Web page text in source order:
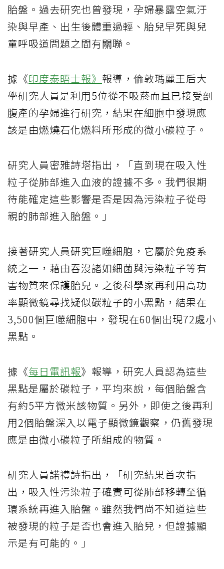
胎盤。過去研究也曾發現，孕婦暴露空氣汙
染與早產、出生後體重過輕、胎兒早死與兒
童呼吸道問題之間有關聯。
據《印度泰晤士報》 報導，倫敦瑪麗王后大
學研究人員是利用5位從不吸菸而且已接受剖
腹產的孕婦進行研究，結果在細胞中發現應
該是由燃燒石化燃料所形成的微小碳粒子。
研究人員密雅詩塔指出，「直到現在吸入性
粒子從肺部進入血液的證據不多。我們很期
待能確定這些影響是否是因為污染粒子從母
親的肺部進入胎盤。」
接著研究人員研究巨噬細胞，它屬於免疫系
統之一，藉由吞沒諸如細菌與污染粒子等有
害物質來保護胎兒。之後科學家再利用高功
率顯微鏡尋找疑似碳粒子的小黑點，結果在
3,500個巨噬細胞中，發現在60個出現72處小
黑點。
據《每日電訊報》報導，研究人員認為這些
黑點是屬於碳粒子，平均來說，每個胎盤含
有約5平方微米該物質。另外，即使之後再利
用2個胎盤深入以電子顯微鏡觀察，仍舊發現
應是由微小碳粒子所組成的物質。
研究人員諾禮詩指出，「研究結果首次指
出，吸入性污染粒子確實可從肺部移轉至循
環系統再進入胎盤。雖然我們尚不知道這些
被發現的粒子是否也會進入胎兒，但證據顯
示是有可能的。」